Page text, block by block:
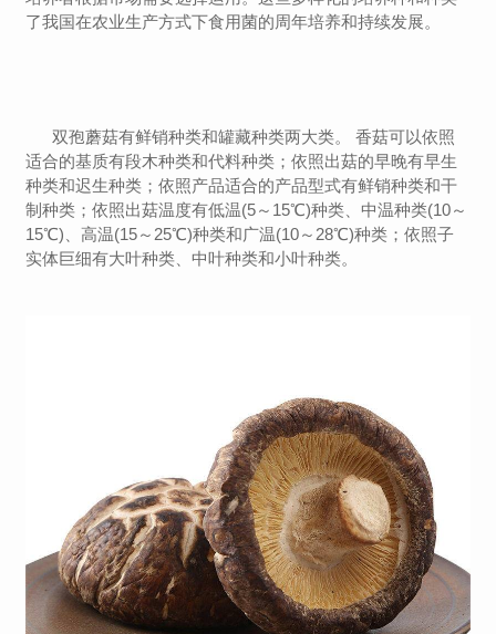
了我国在农业生产方式下食用菌的周年培养和持续发展。
双孢蘑菇有鲜销种类和罐藏种类两大类。 香菇可以依照
适合的基质有段木种类和代料种类；依照出菇的早晚有早生
种类和迟生种类；依照产品适合的产品型式有鲜销种类和干
制种类；依照出菇温度有低温(5～15℃)种类、中温种类(10～
15℃)、高温(15～25℃)种类和广温(10～28℃)种类；依照子
实体巨细有大叶种类、中叶种类和小叶种类。